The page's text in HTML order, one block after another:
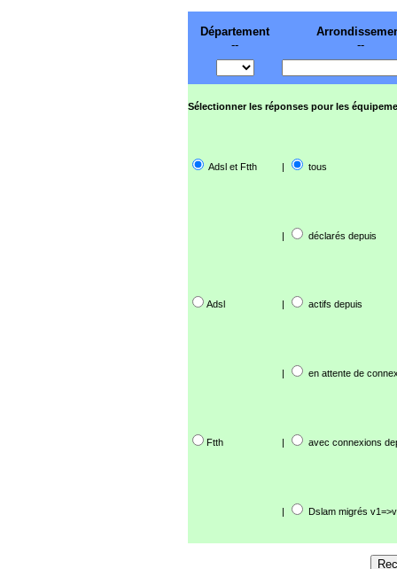
Département
--
--
Sélectionner les réponses pour les
Adsl et Ftth | tous
| déclarés depuis
Adsl | actifs depuis
| en attente de
Ftth | avec connexions
| Dslam migrés